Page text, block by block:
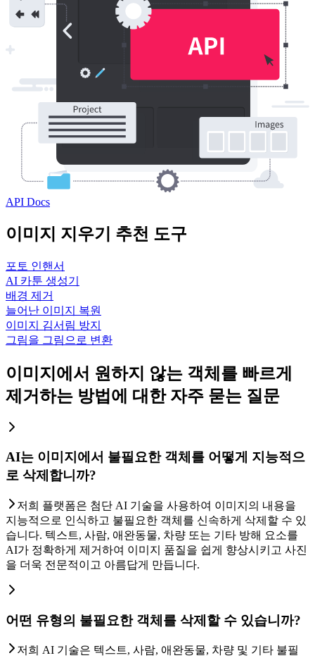
API Docs
이미지 지우기 추천 도구
포토 인핸서
AI 카툰 생성기
배경 제거
늘어난 이미지 복원
이미지 김서림 방지
그림을 그림으로 변환
이미지에서 원하지 않는 객체를 빠르게
제거하는 방법에 대한 자주 묻는 질문
AI는 이미지에서 불필요한 객체를 어떻게 지능적으
로 삭제합니까?
저희 플랫폼은 첨단 AI 기술을 사용하여 이미지의 내용을
지능적으로 인식하고 불필요한 객체를 신속하게 삭제할 수 있
습니다. 텍스트, 사람, 애완동물, 차량 또는 기타 방해 요소를
AI가 정확하게 제거하여 이미지 품질을 쉽게 향상시키고 사진
을 더욱 전문적이고 아름답게 만듭니다.
어떤 유형의 불필요한 객체를 삭제할 수 있습니까?
저희 AI 기술은 텍스트, 사람, 애완동물, 차량 및 기타 불필